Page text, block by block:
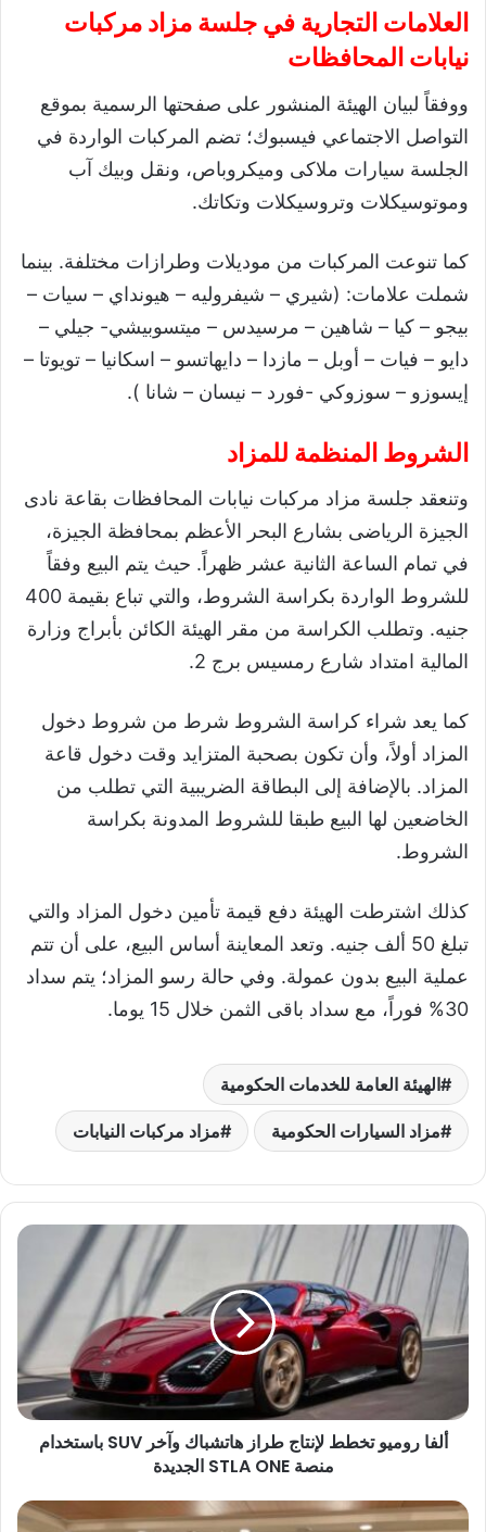
العلامات التجارية في جلسة مزاد مركبات
نيابات المحافظات
ووفقاً لبيان الهيئة المنشور على صفحتها الرسمية بموقع
التواصل الاجتماعي فيسبوك؛ تضم المركبات الواردة في
الجلسة سيارات ملاكى وميكروباص، ونقل وبيك آب
وموتوسيكلات وتروسيكلات وتكاتك.
كما تنوعت المركبات من موديلات وطرازات مختلفة. بينما
شملت علامات: (شيري – شيفروليه – هيونداي – سيات –
بيجو – كيا – شاهين – مرسيدس – ميتسوبيشي- جيلي –
دايو – فيات – أوبل – مازدا – دايهاتسو – اسكانيا – تويوتا –
إيسوزو – سوزوكي -فورد – نيسان – شانا ).
الشروط المنظمة للمزاد
وتنعقد جلسة مزاد مركبات نيابات المحافظات بقاعة نادى
الجيزة الرياضى بشارع البحر الأعظم بمحافظة الجيزة،
في تمام الساعة الثانية عشر ظهراً. حيث يتم البيع وفقاً
للشروط الواردة بكراسة الشروط، والتي تباع بقيمة 400
جنيه. وتطلب الكراسة من مقر الهيئة الكائن بأبراج وزارة
المالية امتداد شارع رمسيس برج 2.
كما يعد شراء كراسة الشروط شرط من شروط دخول
المزاد أولاً، وأن تكون بصحبة المتزايد وقت دخول قاعة
المزاد. بالإضافة إلى البطاقة الضريبية التي تطلب من
الخاضعين لها البيع طبقا للشروط المدونة بكراسة
الشروط.
كذلك اشترطت الهيئة دفع قيمة تأمين دخول المزاد والتي
تبلغ 50 ألف جنيه. وتعد المعاينة أساس البيع، على أن تتم
عملية البيع بدون عمولة. وفي حالة رسو المزاد؛ يتم سداد
30% فوراً، مع سداد باقى الثمن خلال 15 يوما.
الهيئة العامة للخدمات الحكومية
مزاد السيارات الحكومية مزاد مركبات النيابات
أ
ف
ا
ر
و
و
ط
ألفا روميو تخطط لإنتاج طراز هاتشباك وآخر SUV باستخدام
منصة STLA ONE الجديدة
و